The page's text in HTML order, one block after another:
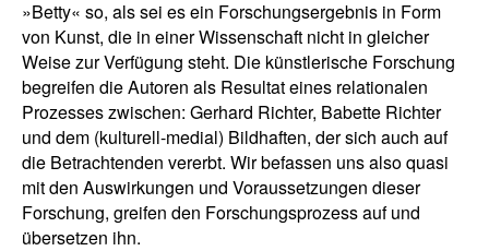
»Betty« so, als sei es ein Forschungsergebnis in Form
von Kunst, die in einer Wissenschaft nicht in gleicher
Weise zur Verfügung steht. Die künstlerische Forschung
begreifen die Autoren als Resultat eines relationalen
Prozesses zwischen: Gerhard Richter, Babette Richter
und dem (kulturell-medial) Bildhaften, der sich auch auf
die Betrachtenden vererbt. Wir befassen uns also quasi
mit den Auswirkungen und Voraussetzungen dieser
Forschung, greifen den Forschungsprozess auf und
übersetzen ihn.